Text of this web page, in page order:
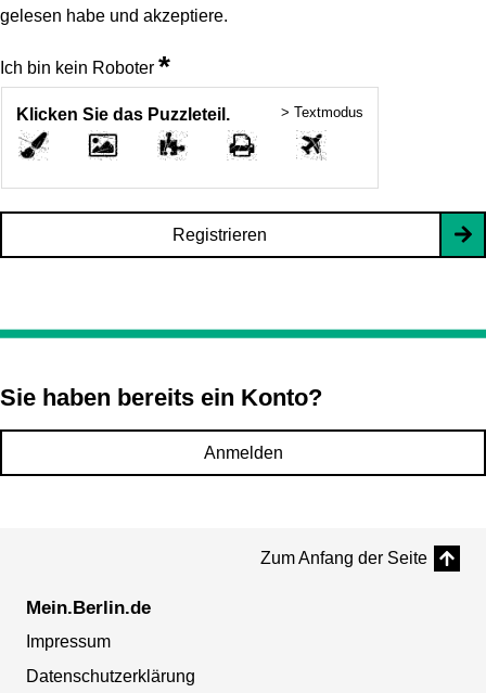
gelesen habe und akzeptiere.
Ich bin kein Roboter *
Klicken Sie das Puzzleteil. > Textmodus
Registrieren
Sie haben bereits ein Konto?
Anmelden
Zum Anfang der Seite
Mein.Berlin.de
Impressum
Datenschutzerklärung